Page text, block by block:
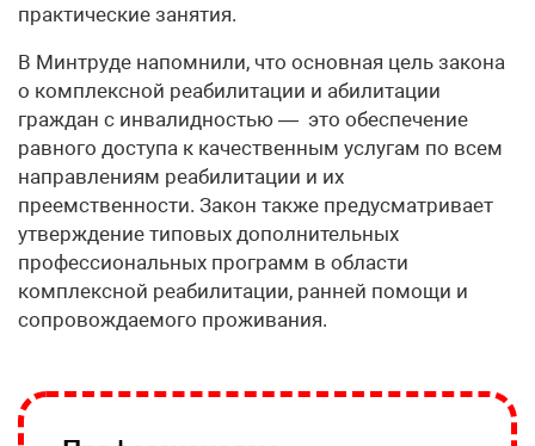
практические занятия.
В Минтруде напомнили, что основная цель закона
о комплексной реабилитации и абилитации
граждан с инвалидностью — это обеспечение
равного доступа к качественным услугам по всем
направлениям реабилитации и их
преемственности. Закон также предусматривает
утверждение типовых дополнительных
профессиональных программ в области
комплексной реабилитации, ранней помощи и
сопровождаемого проживания.